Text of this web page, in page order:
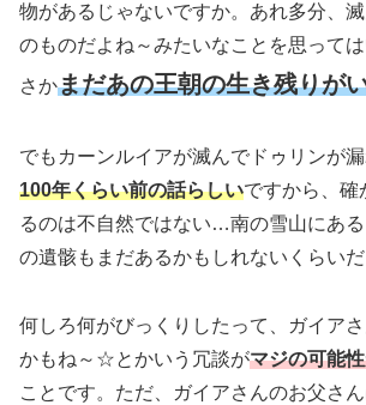
物があるじゃないですか。あれ多分、
のものだよね～みたいなことを思って
さかまだあの王朝の生き残りが
でもカーンルイアが滅んでドゥリンが
100年くらい前の話らしいですから、確
るのは不自然ではない…南の雪山にあ
の遺骸もまだあるかもしれないくらいだ
何しろ何がびっくりしたって、ガイア
かもね～☆とかいう冗談がマジの可能
ことです。ただ、ガイアさんのお父さ